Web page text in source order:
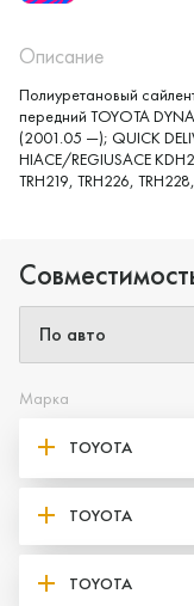
Описание
Полиуретановый
передний TOYOTA
(2001.05 —); QUICK
HIACE/REGIUSACE
TRH219, TRH226,
Марка
TOYOTA
TOYOTA
TOYOTA